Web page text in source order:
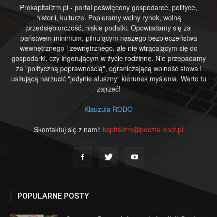
Prokapitalizm.pl - portal poświęcony gospodarce, polityce,
historii, kulturze. Popieramy wolny rynek, wolną
przedsiębiorczość, niskie podatki. Opowiadamy się za
państwem minimum, pilnującym naszego bezpieczeństwa
wewnętrznego i zewnętrznego, ale nie wtrącającym się do
gospodarki, czy ingerującym w życie rodzinne. Nie przepadamy
za "polityczną poprawnością", ograniczającą wolność słowa i
usiłującą narzucić "jedynie słuszny" kierunek myślenia. Warto tu
zajrzeć!
Klauzula RODO
Skontaktuj się z nami: kapitalizm@poczta.onet.pl
POPULARNE POSTY